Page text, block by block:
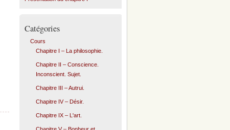
Catégories
Cours
Chapitre I – La philosophie.
Chapitre II – Conscience.
Inconscient. Sujet.
Chapitre III – Autrui.
Chapitre IV – Désir.
Chapitre IX – L'art.